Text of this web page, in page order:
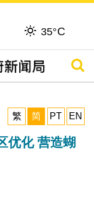
35°C
搜寻
繁
简 PT EN
优化 营造蝴